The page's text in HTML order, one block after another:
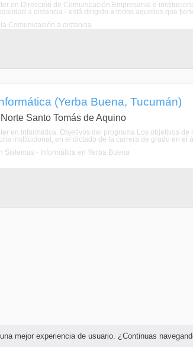
mejor experiencia de usuario. ¿Continuas
en Dirección de Comunicación Empresarial e
a distancia - está dirigido a todos aquellos que
Comunicación a distancia
(Yerba Buena, Tucumán)
Santo Tomás de Aquino
en Informática. Objetivos del programa Los objetivos
institucional, en el dictado de la carrera de grado en el
Sistemas - Informática en Yerba Buena